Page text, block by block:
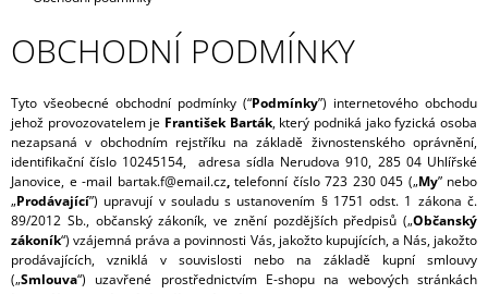
OBCHODNÍ PODMÍNKY
Tyto všeobecné obchodní podmínky (“Podmínky”) internetového obchodu
jehož provozovatelem je František Barták, který podniká jako fyzická osoba
nezapsaná v obchodním rejstříku na základě živnostenského oprávnění,
identifikační číslo 10245154, adresa sídla Nerudova 910, 285 04 Uhlířské
Janovice, e -mail bartak.f@email.cz, telefonní číslo723 230 045 („My” nebo
„Prodávající”) upravují v souladu s ustanovením § 1751 odst. 1 zákona č.
89/2012 Sb., občanský zákoník, ve znění pozdějších předpisů („Občanský
zákoník“) vzájemná práva a povinnosti Vás, jakožto kupujících, a Nás, jakožto
prodávajících, vzniklá v souvislosti nebo na základě kupní smlouvy
(„Smlouva“) uzavřené prostřednictvím E-shopu na webových stránkách
E
U
J
E
T
E
N
A